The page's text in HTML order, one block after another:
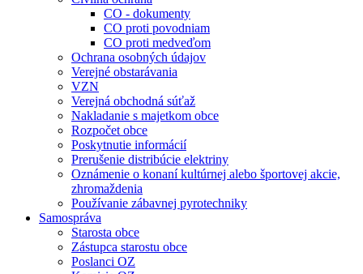
CO - dokumenty
CO proti povodniam
CO proti medveďom
Ochrana osobných údajov
Verejné obstarávania
VZN
Verejná obchodná súťaž
Nakladanie s majetkom obce
Rozpočet obce
Poskytnutie informácií
Prerušenie distribúcie elektriny
Oznámenie o konaní kultúrnej alebo športovej akcie,
zhromaždenia
Používanie zábavnej pyrotechniky
Samospráva
Starosta obce
Zástupca starostu obce
Poslanci OZ